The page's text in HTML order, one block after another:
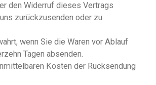
den Widerruf dieses Vertrags
zurückzusenden oder zu
wenn Sie die Waren vor Ablauf
Tagen absenden.
Kosten der Rücksendung